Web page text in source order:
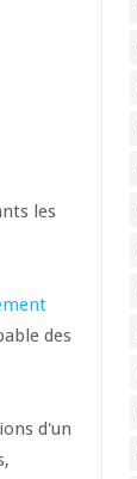
les
des
d'un